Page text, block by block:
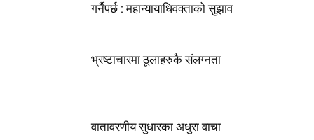
गर्नैपर्छ : महान्यायाधिवक्ताको सुझाव
भ्रष्टाचारमा ठूलाहरुकै संलग्नता
वातावरणीय सुधारका अधुरा वाचा